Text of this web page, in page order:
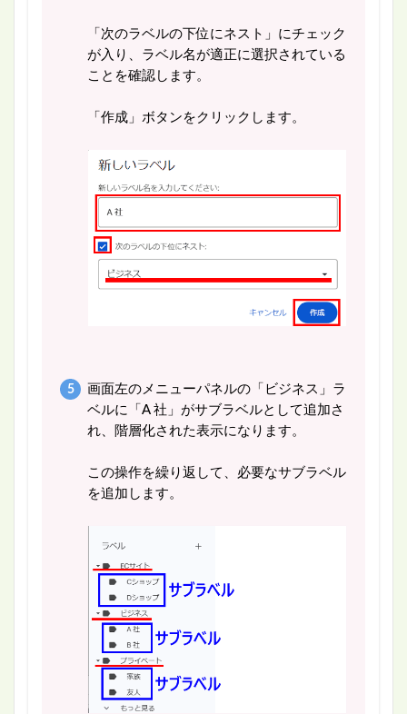
「次のラベルの下位にネスト」にチェック
が入り、ラベル名が適正に選択されている
ことを確認します。
「作成」ボタンをクリックします。
画面左のメニューパネルの「ビジネス」ラ
ベルに「A 社」がサブラベルとして追加さ
れ、階層化された表示になります。
この操作を繰り返して、必要なサブラベル
を追加します。